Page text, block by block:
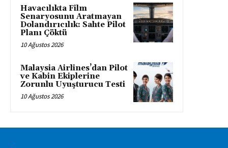
Havacılıkta Film
Senaryosunu Aratmayan
Dolandırıcılık: Sahte Pilot
Planı Çöktü
10 Ağustos 2026
Malaysia Airlines’dan Pilot
ve Kabin Ekiplerine
Zorunlu Uyuşturucu Testi
10 Ağustos 2026